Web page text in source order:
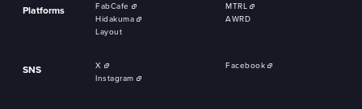
Platforms FabCafe
MTRL
Hidakuma
AWRD
Layout
SNS X
Facebook
Instagram